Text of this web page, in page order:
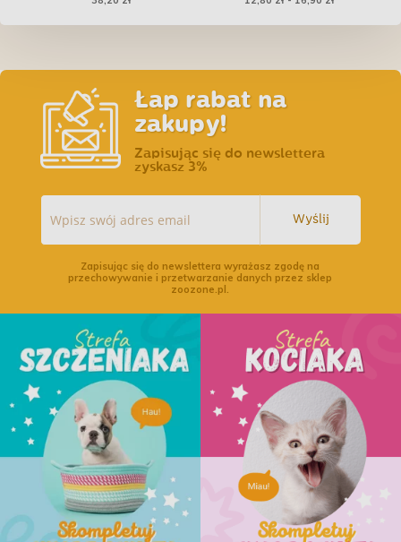
Łap rabat na
zakupy!
Zapisując się do newslettera
zyskasz 3%
Wyślij
Zapisując się do newslettera wyrażasz zgodę na
przechowywanie i przetwarzanie danych przez sklep
zoozone.pl.